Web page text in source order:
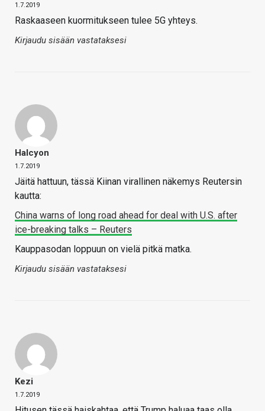
1.7.2019
Raskaaseen kuormitukseen tulee 5G yhteys.
Kirjaudu sisään vastataksesi
Halcyon
1.7.2019
Jäitä hattuun, tässä Kiinan virallinen näkemys Reutersin
kautta:
China warns of long road ahead for deal with U.S. after
ice-breaking talks – Reuters
Kauppasodan loppuun on vielä pitkä matka.
Kirjaudu sisään vastataksesi
Kezi
1.7.2019